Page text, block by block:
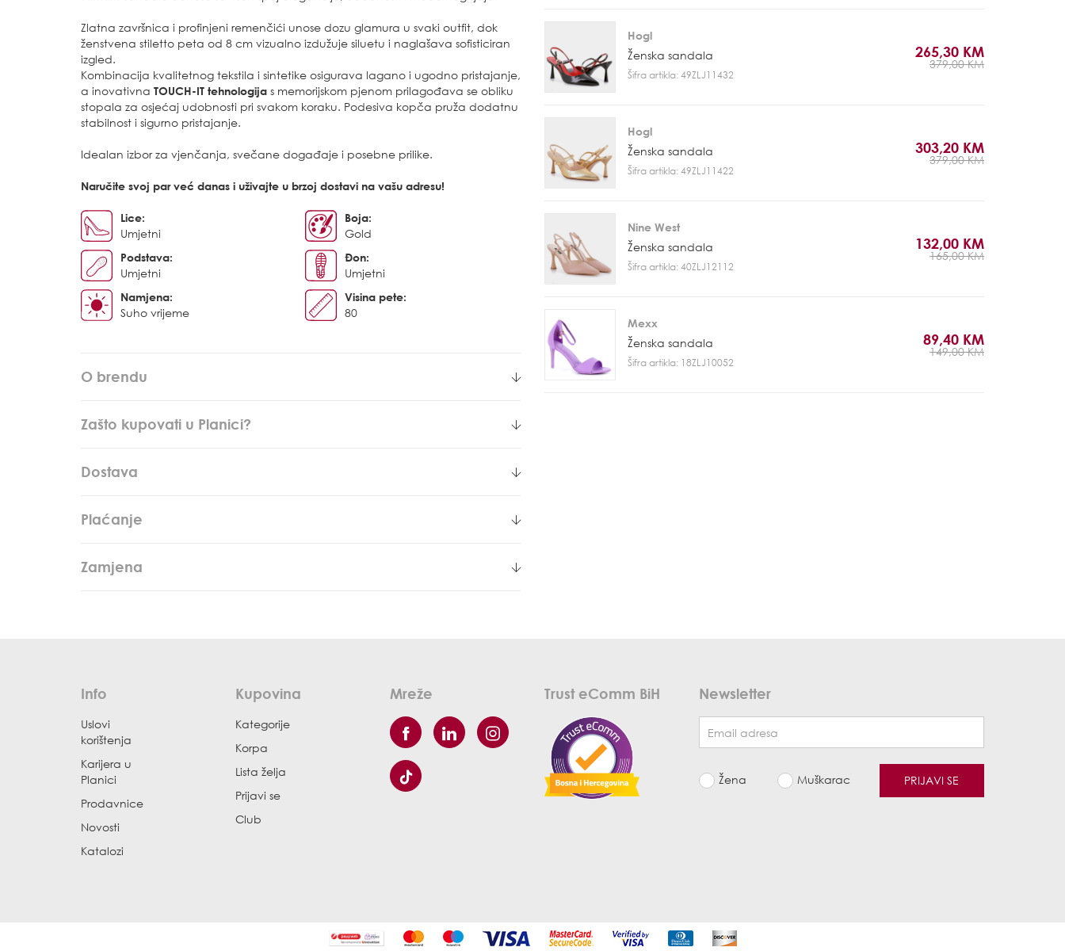
Zlatna završnica i profinjeni remenčići unose dozu glamura u svaki outfit, dok
ženstvena stiletto peta od 8 cm vizualno izdužuje siluetu i naglašava sofisticiran
izgled.
Kombinacija kvalitetnog tekstila i sintetike osigurava lagano i ugodno pristajanje,
a inovativna TOUCH-IT tehnologija s memorijskom pjenom prilagođava se obliku
stopala za osjećaj udobnosti pri svakom koraku. Podesiva kopča pruža dodatnu
stabilnost i sigurno pristajanje.
Idealan izbor za vjenčanja, svečane događaje i posebne prilike.
Naručite svoj par već danas i uživajte u brzoj dostavi na vašu adresu!
Lice:
Umjetni
Boja:
Gold
Podstava:
Umjetni
Đon:
Umjetni
Namjena:
Suho vrijeme
Visina pete:
80
O brendu
Zašto kupovati u Planici?
Dostava
Plaćanje
Zamjena
Hogl
Ženska sandala
Šifra artikla: 49ZLJ11432
265,30 KM
379,00 KM
Hogl
Ženska sandala
Šifra artikla: 49ZLJ11422
303,20 KM
379,00 KM
Nine West
Ženska sandala
Šifra artikla: 40ZLJ12112
132,00 KM
165,00 KM
Mexx
Ženska sandala
Šifra artikla: 18ZLJ10052
89,40 KM
149,00 KM
Info
Uslovi
korištenja
Karijera u
Planici
Prodavnice
Novosti
Katalozi
Kupovina
Kategorije
Korpa
Lista želja
Prijavi se
Club
Mreže Trust eComm BiH Newsletter
Žena Muškarac PRIJAVI SE